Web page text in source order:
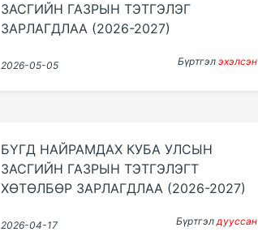
ЗАСГИЙН ГАЗРЫН ТЭТГЭЛЭГ
ЗАРЛАГДЛАА (2026-2027)
2026-05-05 Бүртгэл эхэлсэн
БҮГД НАЙРАМДАХ КУБА УЛСЫН
ЗАСГИЙН ГАЗРЫН ТЭТГЭЛЭГТ
ХӨТӨЛБӨР ЗАРЛАГДЛАА (2026-2027)
2026-04-17 Бүртгэлдууссан